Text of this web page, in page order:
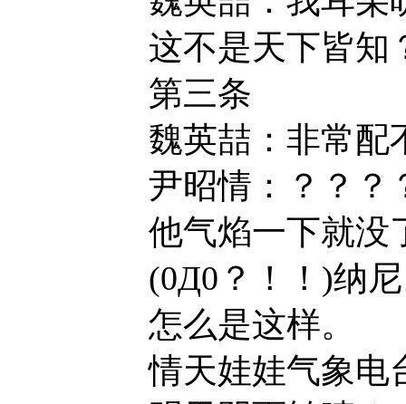
这不是天下皆知
第三条
魏英喆：非常配
尹昭情：？？？
他气焰一下就没
(0Д0？！！)纳尼
怎么是这样。
情天娃娃气象电